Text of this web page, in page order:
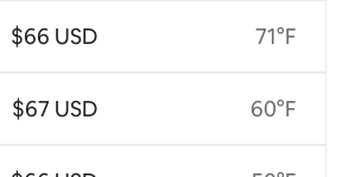
$66 USD
$67 USD
71°F
60°F